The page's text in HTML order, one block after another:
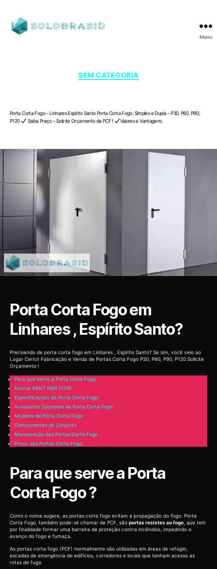
Menu
SEM CATEGORIA
Porta Corta Fogo – Linhares Espírito Santo Porta Corta Fogo: Simples e Dupla – P30, P60, P90,
P120
Saiba Preço – Solicite Orçamento da PCF ! Valores e Vantagens.
Porta Corta Fogo em
Linhares , Espírito Santo?
Precisando de porta corta fogo em Linhares , Espírito Santo? Se sim, você veio ao
Lugar Certo! Fabricação e Venda de Portas Corta Fogo P30, P60, P90, P120 Solicite
Orçamento !
Para que serve a Porta Corta Fogo
Norma ABNT NBR 11742
Especificações da Porta Corta Fogo
Acessórios Opcionais da Porta Corta Fogo
Modelos de Porta Corta Fogo
Componentes do Conjunto
Manutenção das Portas Corta Fogo
Preço das Portas Corta Fogo
Para que serve a Porta
Corta Fogo ?
Como o nome sugere, as portas corta fogo evitam a propagação do fogo. Porta
Corta Fogo, também pode-se chamar de PCF, são portas resistes ao fogo , que tem
por finalidade formar uma barreira de proteção contra incêndios, impedindo o
avanço do fogo e fumaça.
As portas corta fogo (PCF) normalmente são utilizadas em áreas de refúgio,
escadas de emergência de edifícios, corredores e locais que tenham acesso as
rotas de fuga.